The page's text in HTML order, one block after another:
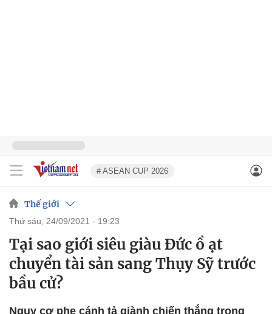
# ASEAN CUP 2026
Thế giới
thứ sáu, 24/09/2021 - 19:23
Tại sao giới siêu giàu Đức ồ ạt
chuyển tài sản sang Thụy Sỹ trước
bầu cử?
Nguy cơ phe cánh tả giành chiến thắng trong